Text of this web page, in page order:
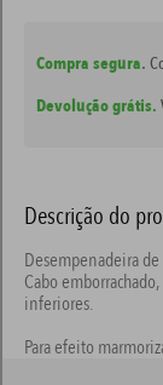
Compra segura.
Devolução grátis.
Descrição do
Desempenadeira
Cabo
inferiores.
Para efeito